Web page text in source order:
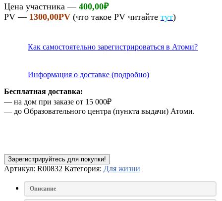
Цена участника — 400,00₽
PV — 1300,00PV (что такое PV читайте тут)
Как самостоятельно зарегистрироваться в Атоми?
Информация о доставке (подробно)
Бесплатная доставка:
— на дом при заказе от 15 000₽
— до Образовательного центра (пункта выдачи) Атоми.
Зарегистрируйтесь для покупки!
Артикул: R00832 Категория: Для жизни
Описание